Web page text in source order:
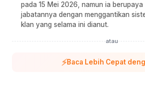
pada 15 Mei 2026, namun ia berupaya
jabatannya dengan menggantikan
klan yang selama ini dianut.
atau
⚡Baca Lebih Cepat